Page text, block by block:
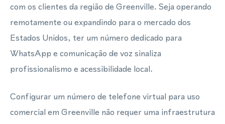
com os clientes da região de Greenville. Seja operando
remotamente ou expandindo para o mercado dos
Estados Unidos, ter um número dedicado para
WhatsApp e comunicação de voz sinaliza
profissionalismo e acessibilidade local.
Configurar um número de telefone virtual para uso
comercial em Greenville não requer uma infraestrutura